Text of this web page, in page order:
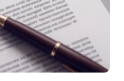
Bochum,
Online-Umfrage